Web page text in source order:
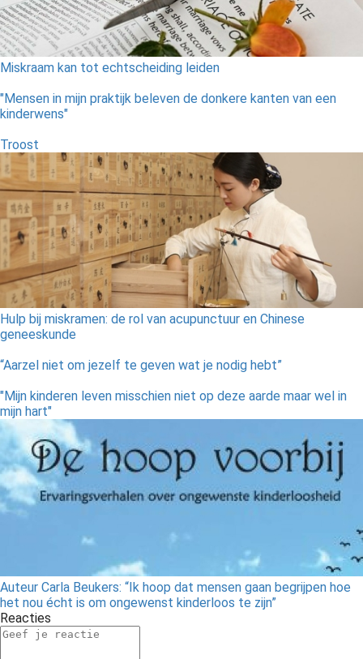
Miskraam kan tot echtscheiding leiden
"Mensen in mijn praktijk beleven de donkere kanten van een
kinderwens"
Troost
Hulp bij miskramen: de rol van acupunctuur en Chinese
geneeskunde
“Aarzel niet om jezelf te geven wat je nodig hebt”
"Mijn kinderen leven misschien niet op deze aarde maar wel in
mijn hart"
Auteur Carla Beukers: “Ik hoop dat mensen gaan begrijpen hoe
het nou écht is om ongewenst kinderloos te zijn”
Reacties